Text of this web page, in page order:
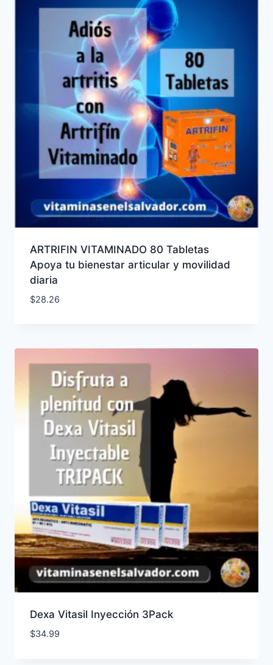
ARTRIFIN VITAMINADO 80 Tabletas
Apoya tu bienestar articular y movilidad
diaria
$28.26
Dexa Vitasil Inyección 3Pack
$34.99